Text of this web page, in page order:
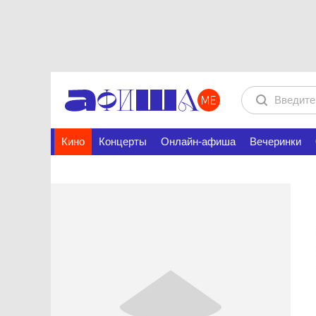
Кино Концерты Онлайн-афиша Вечеринки